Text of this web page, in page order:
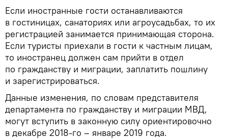
Если иностранные гости останавливаются
в гостиницах, санаториях или агроусадьбах, то их
регистрацией занимается принимающая сторона.
Если туристы приехали в гости к частным лицам,
то иностранец должен сам прийти в отдел
по гражданству и миграции, заплатить пошлину
и зарегистрироваться.
Данные изменения, по словам представителя
департамента по гражданству и миграции МВД,
могут вступить в законную силу ориентировочно
в декабре 2018-го – январе 2019 года.